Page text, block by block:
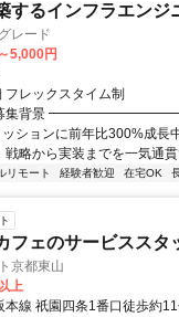
するインフラエンジ
レード
5,000円
フレックスタイム制
募集背景
ションに前年比300%成長
戦略から実装までを一気通
リモート 経験者歓迎 在宅OK
フェのサービススタ
京都東山
上
本線 祇園四条1番口徒歩約